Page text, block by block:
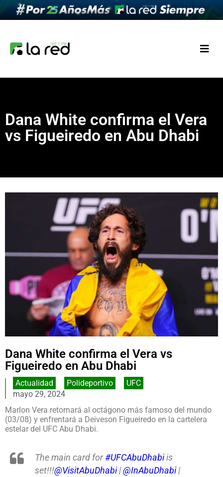
Dana White confirma el Vera
vs Figueiredo en Abu Dhabi
Dana White confirma el Vera vs
Figueiredo en Abu Dhabi
Actualidad Polideportivo
UFC
mayo 29, 2024
Marlon Vera retornará al octágono más famoso del mundo
(03/08) y enfrentará a Deiveson Figueiredo en la cartelera
estelar del UFC Abu Dhabi.
The main card for#UFCAbuDhabiis
set!!!@VisitAbuDhabi|@InAbuDhabi|